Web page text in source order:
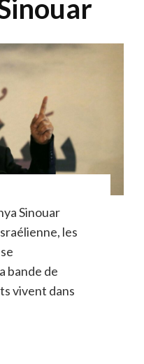
Sinouar
les
bande de
vivent dans